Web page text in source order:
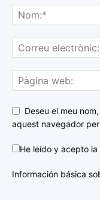
Deseu el meu
aquest navegador
He leído y acepto la
Información básica